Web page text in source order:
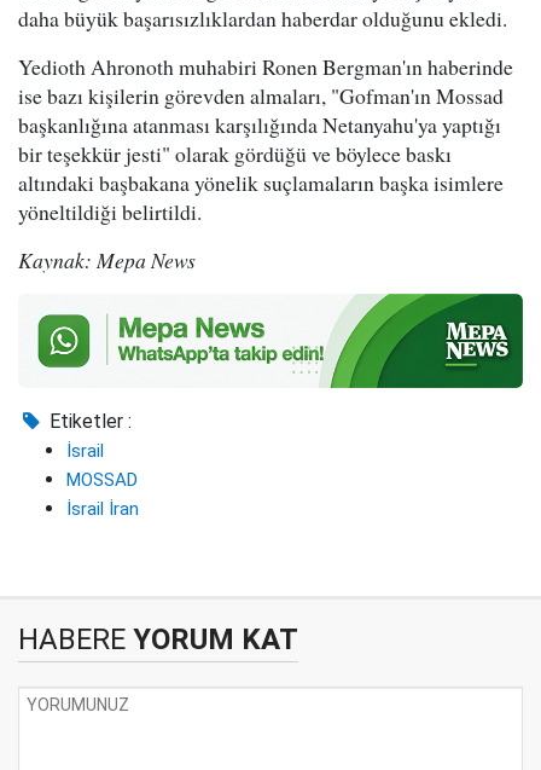
daha büyük başarısızlıklardan haberdar olduğunu ekledi.
Yedioth Ahronoth muhabiri Ronen Bergman'ın haberinde
ise bazı kişilerin görevden almaları, "Gofman'ın Mossad
başkanlığına atanması karşılığında Netanyahu'ya yaptığı
bir teşekkür jesti" olarak gördüğü ve böylece baskı
altındaki başbakana yönelik suçlamaların başka isimlere
yöneltildiği belirtildi.
Kaynak: Mepa News
Etiketler :
İsrail
MOSSAD
İsrail İran
HABERE YORUM KAT